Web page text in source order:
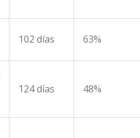
102 días 63%
124 días 48%